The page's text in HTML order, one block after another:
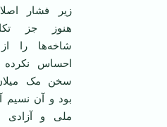
زير فشار
هنوز جز
شاخه‌ها را
احساس
سخن مک ميلان
بود و آن نسيم
ملی و